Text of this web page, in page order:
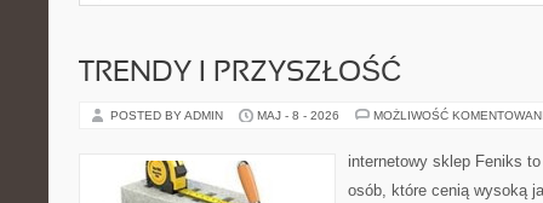
TRENDY I PRZYSZŁOŚĆ
POSTED BY ADMIN MAJ - 8 - 2026 MOŻLIWOŚĆ
internetowy sklep Feniks
osób, które cenią wysoką